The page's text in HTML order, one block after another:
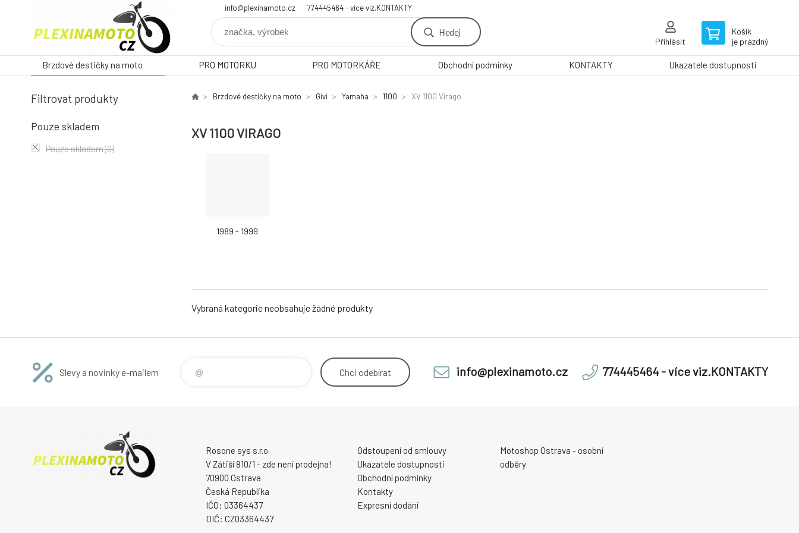
info@plexinamoto.cz 774445464 - více viz.KONTAKTY
Hledej
Přihlásit
Košík
je prázdný
Brzdové destičky na moto PRO MOTORKU PRO MOTORKÁŘE Obchodní podmínky KONTAKTY Ukazatele dostupnosti
Filtrovat produkty
Pouze skladem
Pouze skladem(0)
Brzdové destičky na moto Givi Yamaha 1100 XV 1100 Virago
XV 1100 VIRAGO
1989 - 1999
Vybraná kategorie neobsahuje žádné produkty
Slevy a novinky e-mailem Chci odebírat info@plexinamoto.cz 774445464 - více viz.KONTAKTY
Rosone sys s.r.o.
V Zátiší 810/1 - zde není prodejna!
70900 Ostrava
Česká Republika
IČO: 03364437
DIČ: CZ03364437
Odstoupení od smlouvy
Ukazatele dostupnosti
Obchodní podmínky
Kontakty
Expresní dodání
Motoshop Ostrava - osobní
odběry